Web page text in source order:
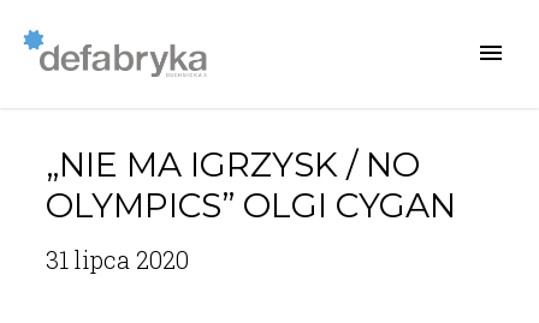
„NIE MA IGRZYSK / NO
OLYMPICS” OLGI CYGAN
31 lipca 2020